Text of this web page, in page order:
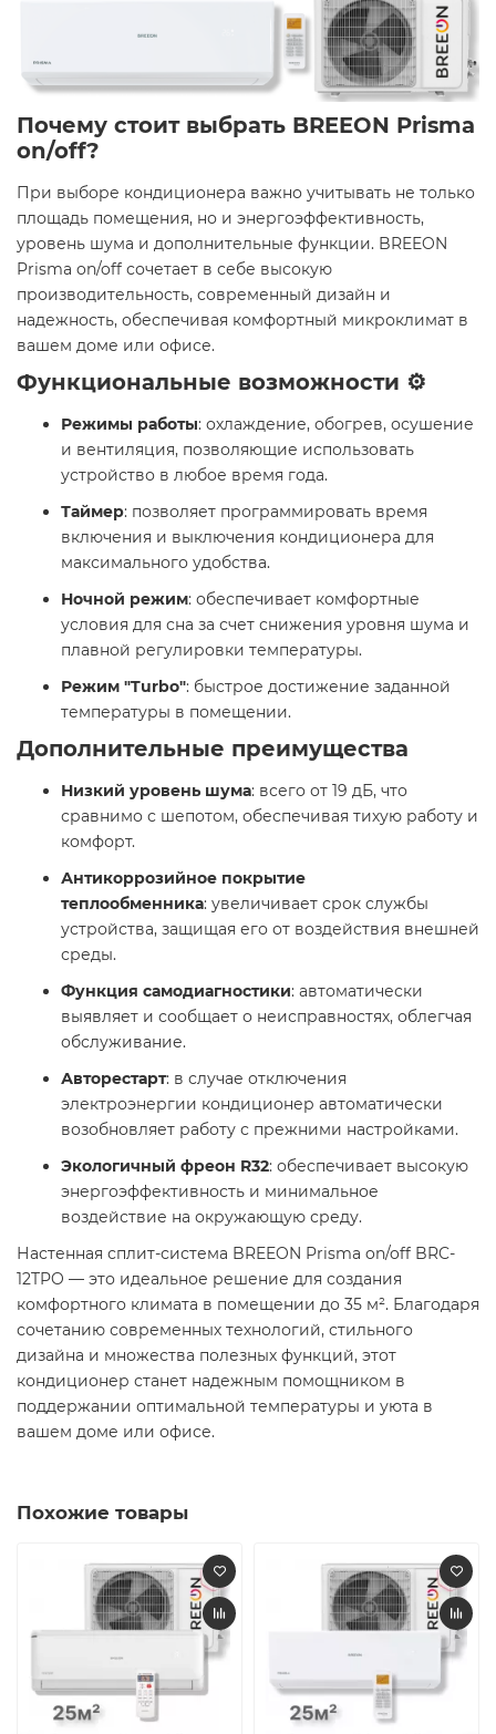
Почему стоит выбрать BREEON Prisma
on/off?
При выборе кондиционера важно учитывать не только
площадь помещения, но и энергоэффективность,
уровень шума и дополнительные функции. BREEON
Prisma on/off сочетает в себе высокую
производительность, современный дизайн и
надежность, обеспечивая комфортный микроклимат в
вашем доме или офисе.​
Функциональные возможности ⚙️
Режимы работы: охлаждение, обогрев, осушение
и вентиляция, позволяющие использовать
устройство в любое время года. ​
Таймер: позволяет программировать время
включения и выключения кондиционера для
максимального удобства. ​
Ночной режим: обеспечивает комфортные
условия для сна за счет снижения уровня шума и
плавной регулировки температуры. ​
Режим "Turbo": быстрое достижение заданной
температуры в помещении. ​
Дополнительные преимущества
Низкий уровень шума: всего от 19 дБ, что
сравнимо с шепотом, обеспечивая тихую работу и
комфорт. ​
Антикоррозийное покрытие
теплообменника: увеличивает срок службы
устройства, защищая его от воздействия внешней
среды. ​
Функция самодиагностики: автоматически
выявляет и сообщает о неисправностях, облегчая
обслуживание. ​
Авторестарт: в случае отключения
электроэнергии кондиционер автоматически
возобновляет работу с прежними настройками. ​
Экологичный фреон R32: обеспечивает высокую
энергоэффективность и минимальное
воздействие на окружающую среду. ​
Настенная сплит-система BREEON Prisma on/off BRC-
12TPO — это идеальное решение для создания
комфортного климата в помещении до 35 м². Благодаря
сочетанию современных технологий, стильного
дизайна и множества полезных функций, этот
кондиционер станет надежным помощником в
поддержании оптимальной температуры и уюта в
вашем доме или офисе.
Похожие товары